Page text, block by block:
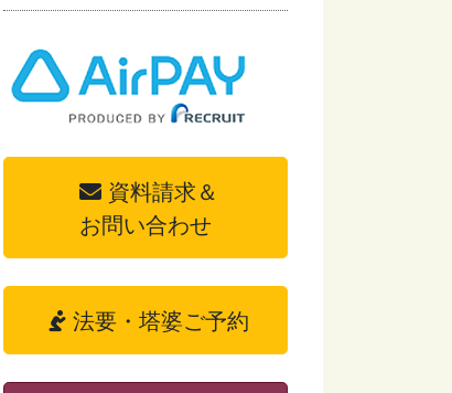
資料請求＆
お問い合わせ
法要・塔婆ご予約